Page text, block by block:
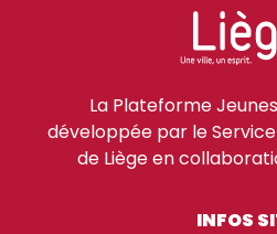
La Plateforme
développée par le
de Liège en
INFOS